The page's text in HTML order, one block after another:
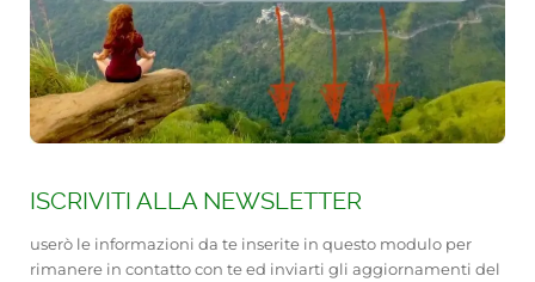
ISCRIVITI ALLA NEWSLETTER
userò le informazioni da te inserite in questo modulo per
rimanere in contatto con te ed inviarti gli aggiornamenti del